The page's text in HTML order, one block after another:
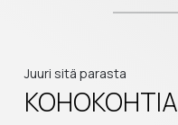
Juuri sitä parasta
KOHOKOHTIA